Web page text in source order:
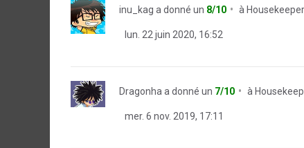
inu_kag a donné un 8/10 à
lun. 22 juin 2020, 16:52
Dragonha a donné un 7/10 à
mer. 6 nov. 2019, 17:11